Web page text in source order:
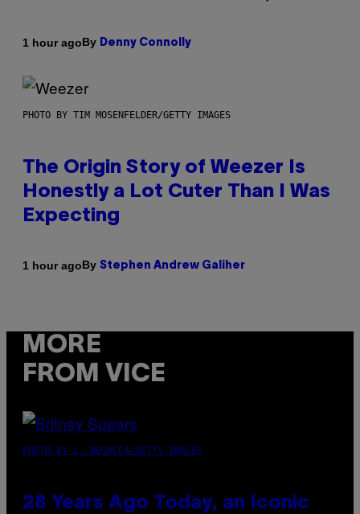
1 hour agoBy Denny Connolly
PHOTO BY TIM MOSENFELDER/GETTY IMAGES
The Origin Story of Weezer Is
Honestly a Lot Cuter Than I Was
Expecting
1 hour agoBy Stephen Andrew Galiher
MORE
FROM VICE
PHOTO BY L. BUSACCA/GETTY IMAGES
28 Years Ago Today, an Iconic